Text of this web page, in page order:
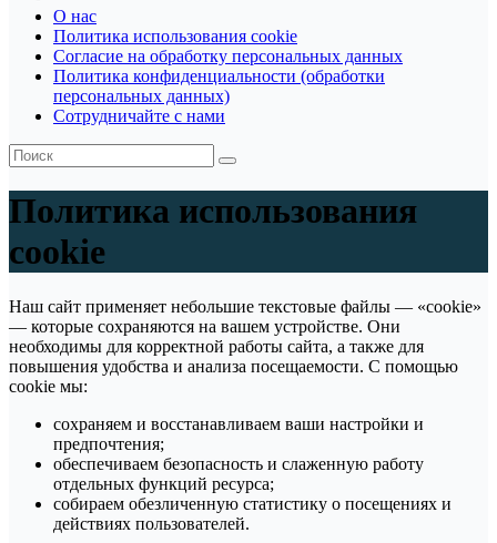
О нас
Политика использования cookie
Согласие на обработку персональных данных
Политика конфиденциальности (обработки
персональных данных)
Сотрудничайте с нами
Политика использования
cookie
Наш сайт применяет небольшие текстовые файлы — «cookie»
— которые сохраняются на вашем устройстве. Они
необходимы для корректной работы сайта, а также для
повышения удобства и анализа посещаемости. С помощью
cookie мы:
сохраняем и восстанавливаем ваши настройки и
предпочтения;
обеспечиваем безопасность и слаженную работу
отдельных функций ресурса;
собираем обезличенную статистику о посещениях и
действиях пользователей.